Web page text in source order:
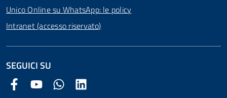
Unico Online su WhatsApp: le policy
Intranet (accesso riservato)
SEGUICI SU
Facebook Comune di Arezzo
Youtube Comune di Arezzo
Twitter Comune di Arezzo